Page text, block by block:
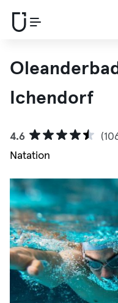
Ichendorf
4.6
Natation